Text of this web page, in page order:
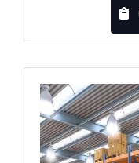
uma empresa
da Engesystems
Disponibilizando
qualidade.Ainda
estante push
empresa que
qualidade e